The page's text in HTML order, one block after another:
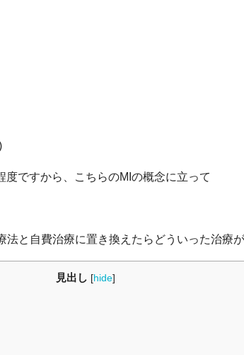
ですから、こちらのMIの概念に立って
と自費治療に置き換えたらどういった治療
見出し [hide]